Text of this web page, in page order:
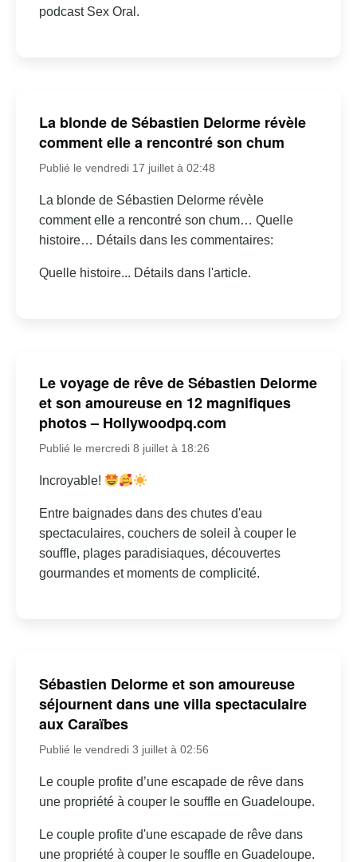
podcast Sex Oral.
La blonde de Sébastien Delorme révèle
comment elle a rencontré son chum
Publié le vendredi 17 juillet à 02:48
La blonde de Sébastien Delorme révèle
comment elle a rencontré son chum… Quelle
histoire… Détails dans les commentaires:
Quelle histoire... Détails dans l'article.
Le voyage de rêve de Sébastien Delorme
et son amoureuse en 12 magnifiques
photos – Hollywoodpq.com
Publié le mercredi 8 juillet à 18:26
Incroyable!
Entre baignades dans des chutes d'eau
spectaculaires, couchers de soleil à couper le
souffle, plages paradisiaques, découvertes
gourmandes et moments de complicité.
Sébastien Delorme et son amoureuse
séjournent dans une villa spectaculaire
aux Caraïbes
Publié le vendredi 3 juillet à 02:56
Le couple profite d’une escapade de rêve dans
une propriété à couper le souffle en Guadeloupe.
Le couple profite d'une escapade de rêve dans
une propriété à couper le souffle en Guadeloupe.